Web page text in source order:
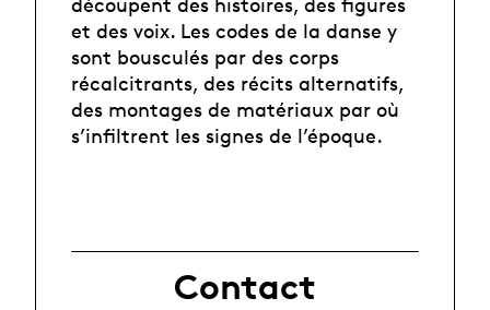
et des voix. Les codes de la danse y
sont bousculés par des corps
récalcitrants, des récits alternatifs,
des montages de matériaux par où
s’infiltrent les signes de l’époque.
Contact